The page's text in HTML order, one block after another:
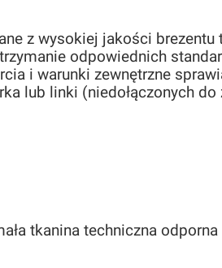
z wysokiej jakości brezentu
odpowiednich
i warunki zewnętrzne
lub linki (niedołączonych
tkanina techniczna